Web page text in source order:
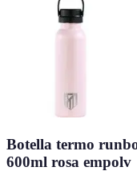
Botella termo
600ml rosa empolv